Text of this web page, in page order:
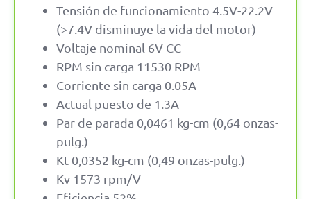
Tensión de funcionamiento 4.5V-22.2V
(>7.4V disminuye la vida del motor)
Voltaje nominal 6V CC
RPM sin carga 11530 RPM
Corriente sin carga 0.05A
Actual puesto de 1.3A
Par de parada 0,0461 kg-cm (0,64 onzas-
pulg.)
Kt 0,0352 kg-cm (0,49 onzas-pulg.)
Kv 1573 rpm/V